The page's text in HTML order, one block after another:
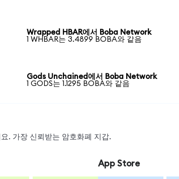
Wrapped HBAR에서 Boba Network
1 WHBAR는 3.4899 BOBA와 같음
Gods Unchained에서 Boba Network
1 GODS는 1.1295 BOBA와 같음
. 가장 신뢰받는 암호화폐 지갑.
App Store